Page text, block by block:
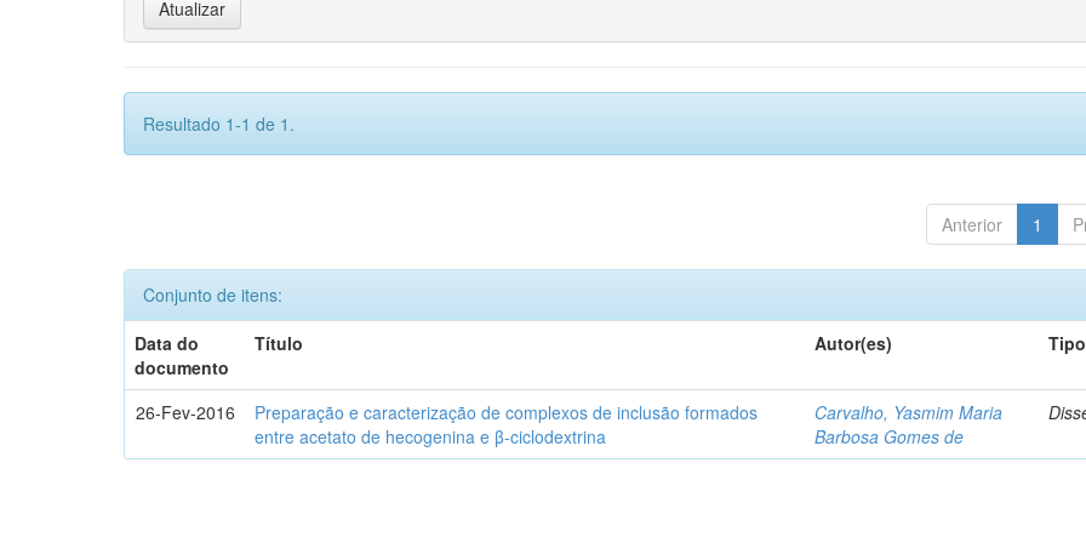
Resultado 1-1 de 1.
Anterior 1
Conjunto de itens:
Data do
documento
Título Autor(es) Tipo
26-Fev-2016
Preparação e caracterização de complexos de inclusão formados
entre acetato de hecogenina e β-ciclodextrina
Carvalho, Yasmim Maria
Barbosa Gomes de